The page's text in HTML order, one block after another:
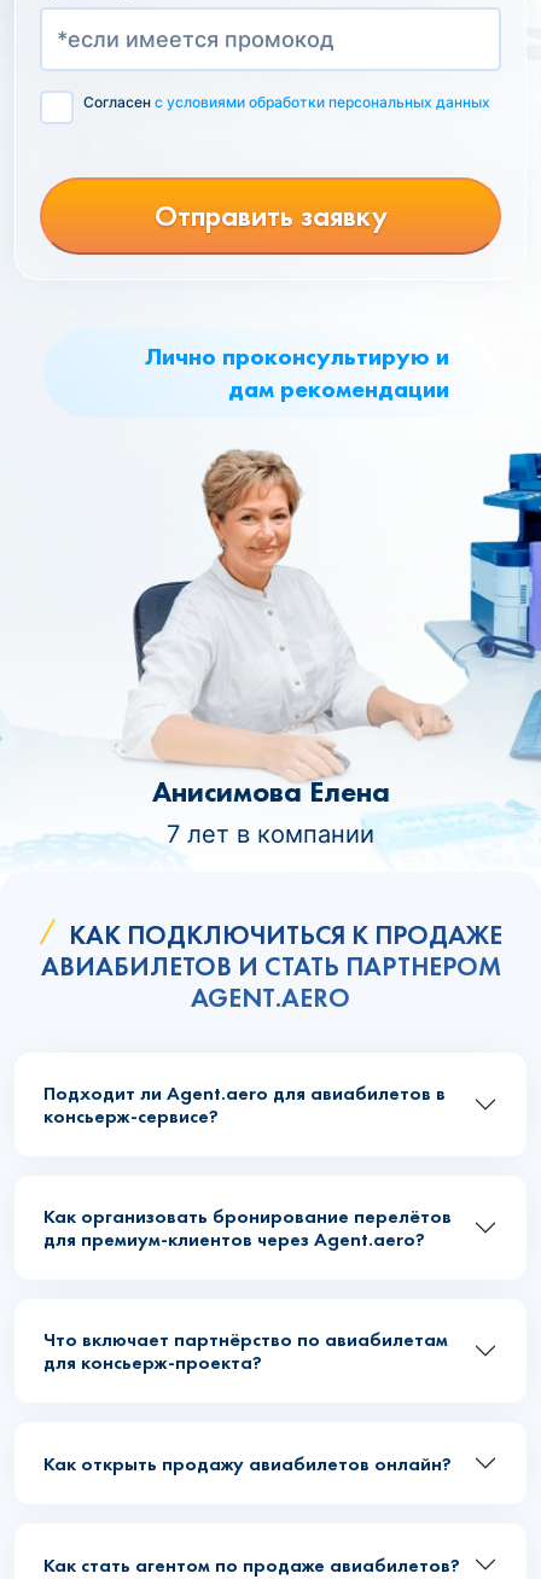
Лично проконсультирую и
дам рекомендации
Анисимова Елена
7 лет в компании
Согласен с условиями обработки персональных данных
Отправить заявку
КАК ПОДКЛЮЧИТЬСЯ К ПРОДАЖЕ
АВИАБИЛЕТОВ И СТАТЬ ПАРТНЕРОМ
AGENT.AERO
Подходит ли Agent.aero для авиабилетов в
консьерж-сервисе?
Как организовать бронирование перелётов
для премиум-клиентов через Agent.aero?
Что включает партнёрство по авиабилетам
для консьерж-проекта?
Как открыть продажу авиабилетов онлайн?
Как стать агентом по продаже авиабилетов?